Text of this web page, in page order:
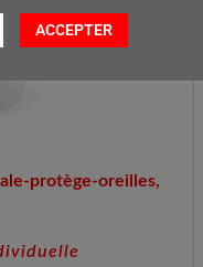
protège-oreilles,
ACCEPTER